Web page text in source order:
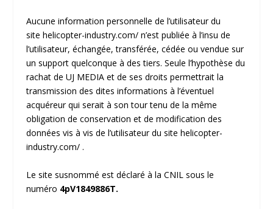
Aucune information personnelle de l’utilisateur du
site helicopter-industry.com/n’est publiée à l’insu de
l’utilisateur, échangée, transférée, cédée ou vendue sur
un support quelconque à des tiers. Seule l’hypothèse du
rachat de UJ MEDIA et de ses droits permettrait la
transmission des dites informations à l’éventuel
acquéreur qui serait à son tour tenu de la même
obligation de conservation et de modification des
données vis à vis de l’utilisateur du site helicopter-
industry.com/.
Le site susnommé est déclaré à la CNIL sous le
numéro 4pV1849886T.